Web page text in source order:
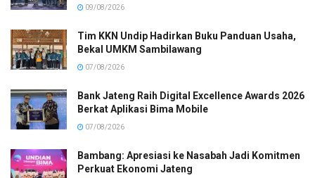
09/08/2026
Tim KKN Undip Hadirkan Buku Panduan Usaha,
Bekal UMKM Sambilawang
07/08/2026
Bank Jateng Raih Digital Excellence Awards 2026
Berkat Aplikasi Bima Mobile
07/08/2026
Bambang: Apresiasi ke Nasabah Jadi Komitmen
Perkuat Ekonomi Jateng